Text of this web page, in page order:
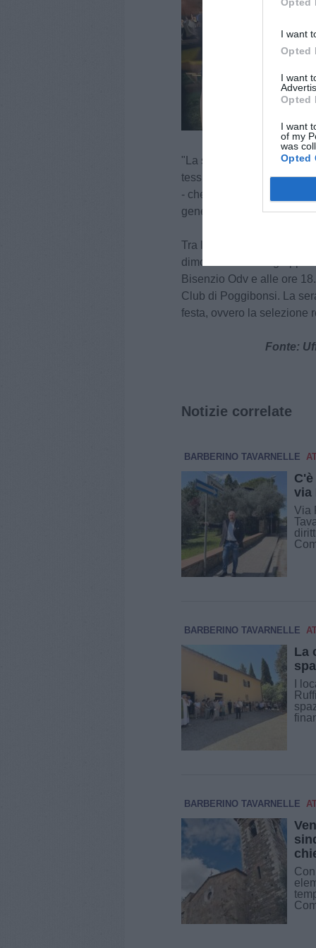
I want
Opted
I want
Opted
I want
of my
was
Opted
"La speciale risorsa di
tessuto associativo del
- che da qualche anno è
generazioni che hanno un
Tra le proposte di
dimostrazione del gruppo
Bisenzio Odv e alle ore
Club di Poggibonsi. La
festa, ovvero la selezione
Fonte:
Notizie correlate
BARBERINO TAVARNELLE
via
Via
BARBERINO TAVARNELLE
La
I
BARBERINO TAVARNELLE